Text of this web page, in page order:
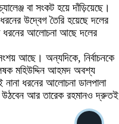
বা সংকট হয়ে দাঁড়িয়েছে।
উদ্বেগ তৈরি হয়েছে দলের
ধরনের আলোচনা আছে দলের
আছে। অন্যদিকে, নির্বাচনকে
মহিউদ্দিন আহমদ অবশ্য
ধরনের আলোচনা ডালপালা
উঠবেন আর তারেক রহমানও দ্রুতই